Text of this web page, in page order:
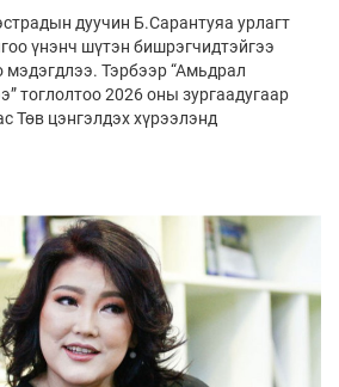
дуучин Б.Сарантуяа урлагт
үнэнч шүтэн бишрэгчидтэйгээ
мэдэгдлээ. Тэрбээр “Амьдрал
тоглолтоо 2026 оны зургаадугаар
Төв цэнгэлдэх хүрээлэнд